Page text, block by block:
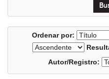
Ordenar por:
Autor/Registro: